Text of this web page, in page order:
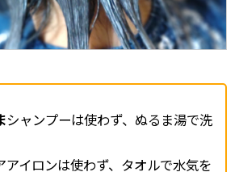
シャンプーは使わず、ぬるま湯で洗
アイロンは使わず、タオルで水気を